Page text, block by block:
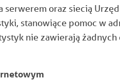
oraz siecią
stanowiące pomoc w
nie zawierają